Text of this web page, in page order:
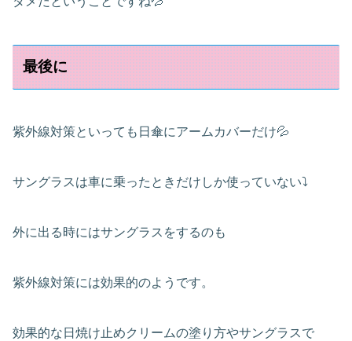
最後に
紫外線対策といっても日傘にアームカバーだけ💦
サングラスは車に乗ったときだけしか使っていない⤵
外に出る時にはサングラスをするのも
紫外線対策には効果的のようです。
効果的な日焼け止めクリームの塗り方やサングラスで